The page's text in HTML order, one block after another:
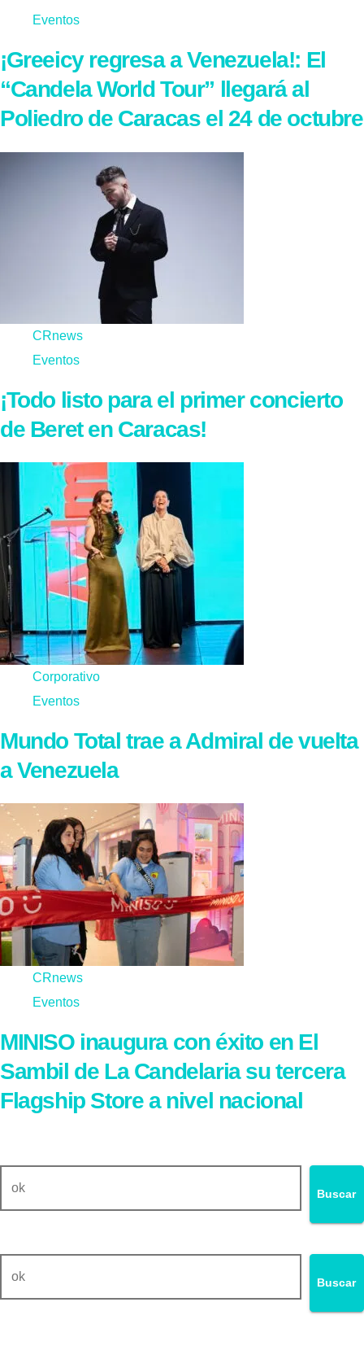
Eventos
¡Greeicy regresa a Venezuela!: El
“Candela World Tour” llegará al
Poliedro de Caracas el 24 de octubre
CRnews
Eventos
¡Todo listo para el primer concierto
de Beret en Caracas!
Corporativo
Eventos
Mundo Total trae a Admiral de vuelta
a Venezuela
CRnews
Eventos
MINISO inaugura con éxito en El
Sambil de La Candelaria su tercera
Flagship Store a nivel nacional
Buscar
Buscar